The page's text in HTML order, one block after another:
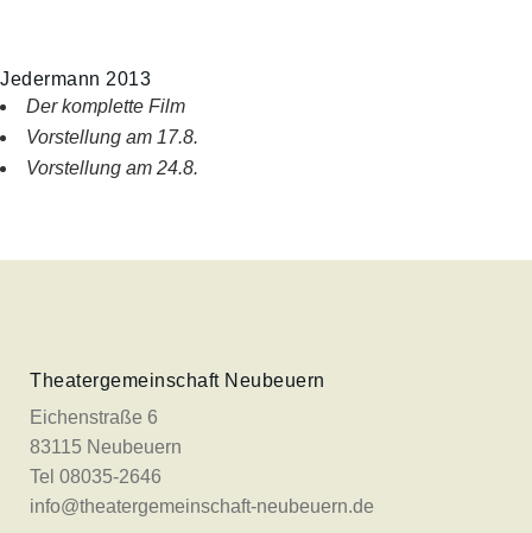
Jedermann 2013
Der komplette Film
Vorstellung am 17.8.
Vorstellung am 24.8.
Theatergemeinschaft Neubeuern
Eichenstraße 6
83115 Neubeuern
Tel 08035-2646
info@theatergemeinschaft-neubeuern.de